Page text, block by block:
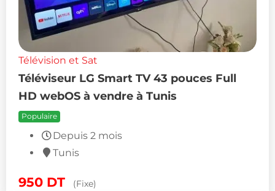
Télévision et Sat
Téléviseur LG Smart TV 43 pouces Full
HD webOS à vendre à Tunis
Populaire
Depuis 2 mois
Tunis
950 DT (Fixe)